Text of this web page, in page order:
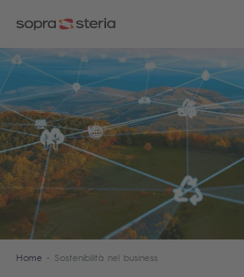
Home Sostenibilità nel business